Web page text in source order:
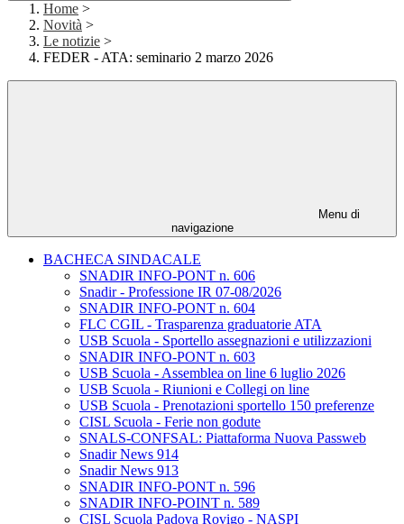
Home >
Novità >
Le notizie >
FEDER - ATA: seminario 2 marzo 2026
Menu di
navigazione
BACHECA SINDACALE
SNADIR INFO-PONT n. 606
Snadir - Professione IR 07-08/2026
SNADIR INFO-PONT n. 604
FLC CGIL - Trasparenza graduatorie ATA
USB Scuola - Sportello assegnazioni e utilizzazioni
SNADIR INFO-PONT n. 603
USB Scuola - Assemblea on line 6 luglio 2026
USB Scuola - Riunioni e Collegi on line
USB Scuola - Prenotazioni sportello 150 preferenze
CISL Scuola - Ferie non godute
SNALS-CONFSAL: Piattaforma Nuova Passweb
Snadir News 914
Snadir News 913
SNADIR INFO-PONT n. 596
SNADIR INFO-POINT n. 589
CISL Scuola Padova Rovigo - NASPI